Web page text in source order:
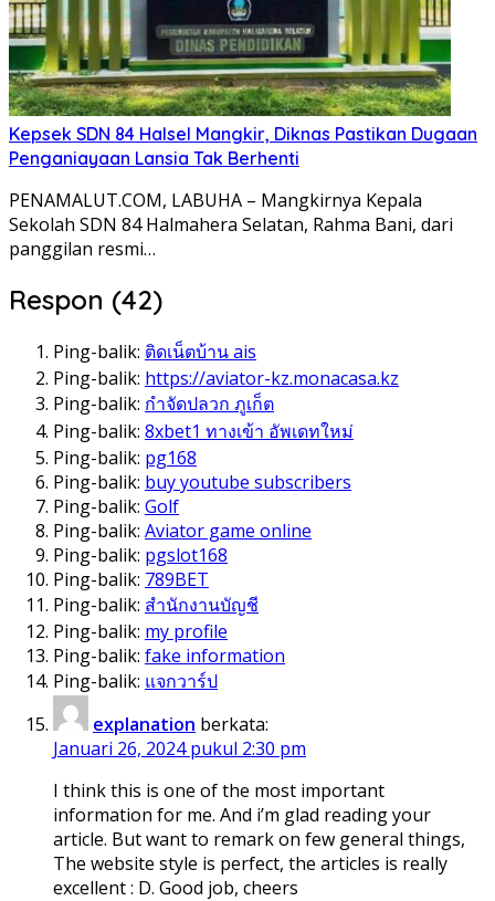
Kepsek SDN 84 Halsel Mangkir, Diknas Pastikan Dugaan
Penganiayaan Lansia Tak Berhenti
PENAMALUT.COM, LABUHA – Mangkirnya Kepala
Sekolah SDN 84 Halmahera Selatan, Rahma Bani, dari
panggilan resmi…
Respon (42)
Ping-balik: ติดเน็ตบ้าน ais
Ping-balik: https://aviator-kz.monacasa.kz
Ping-balik: กำจัดปลวก ภูเก็ต
Ping-balik: 8xbet1 ทางเข้า อัพเดทใหม่
Ping-balik: pg168
Ping-balik: buy youtube subscribers
Ping-balik: Golf
Ping-balik: Aviator game online
Ping-balik: pgslot168
Ping-balik: 789BET
Ping-balik: สํานักงานบัญชี
Ping-balik: my profile
Ping-balik: fake information
Ping-balik: แจกวาร์ป
explanation berkata:
Januari 26, 2024 pukul 2:30 pm
I think this is one of the most important
information for me. And i’m glad reading your
article. But want to remark on few general things,
The website style is perfect, the articles is really
excellent : D. Good job, cheers